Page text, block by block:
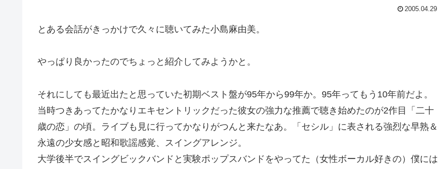
2005.04.29
とある会話がきっかけで久々に聴いてみた小島麻由美。
やっぱり良かったのでちょっと紹介してみようかと。
それにしても最近出たと思っていた初期ベスト盤が95年から99年か。95年ってもう10年前だよ。
当時つきあってたかなりエキセントリックだった彼女の強力な推薦で聴き始めたのが2作目「二十
歳の恋」の頃。ライブも見に行ってかなりがつんと来たなあ。「セシル」に表される強烈な早熟＆
永遠の少女感と昭和歌謡感覚、スイングアレンジ。
大学後半でスイングビックバンドと実験ポップスバンドをやってた（女性ボーカル好きの）僕には